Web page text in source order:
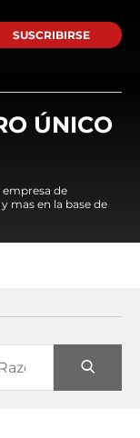
SUSCRIBIRSE
ÚNICO
empresa de
mas en la base de